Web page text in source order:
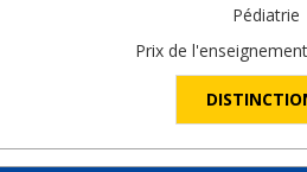
Pédiatrie
Prix de